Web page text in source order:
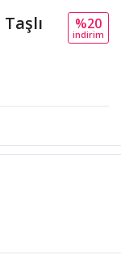
%20
i̇ndi̇ri̇m